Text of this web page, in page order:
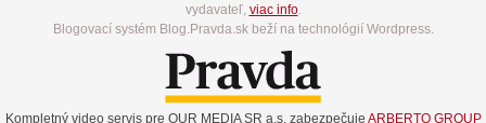
vydavateľ, viac info.
Blogovací systém Blog.Pravda.sk beží na technológií Wordpress.
Kompletný video servis pre OUR MEDIA SR a.s. zabezpečuje ARBERTO GROUP